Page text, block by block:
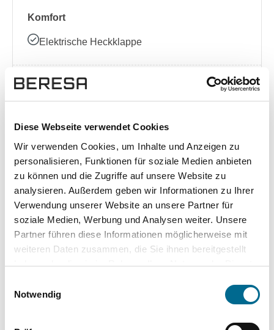
Diese Webseite verwendet Cookies
Wir verwenden Cookies, um Inhalte und Anzeigen zu
personalisieren, Funktionen für soziale Medien anbieten
zu können und die Zugriffe auf unsere Website zu
analysieren. Außerdem geben wir Informationen zu Ihrer
Verwendung unserer Website an unsere Partner für
soziale Medien, Werbung und Analysen weiter. Unsere
Partner führen diese Informationen möglicherweise mit
weiteren Daten zusammen, die Sie ihnen bereitgestellt
haben oder die sie im Rahmen Ihrer Nutzung der Dienste
Cookies, wenn Sie unsere Webseite weiterhin nutzen.
Notwendig
Komfort
Elektrische Heckklappe
Exposé herunterladen [pdf]
Unsere Vorteile
wuddi Leasing Kauf
Versicherung ✔ - -
-